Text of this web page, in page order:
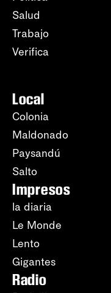
Salud
Trabajo
Verifica
Local
Colonia
Maldonado
Paysandú
Salto
Impresos
la diaria
Le Monde
Lento
Gigantes
Radio